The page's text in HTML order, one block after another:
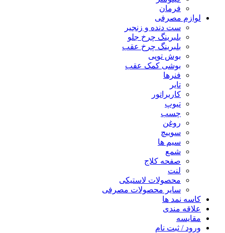
فرمان
لوازم مصرفی
ست دنده و زنجیر
بلبرینگ چرخ جلو
بلبرینگ چرخ عقب
بوش توپی
بوشی کمک عقب
فنرها
تایر
کاربراتور
تیوپ
چسب
روغن
سوییچ
سیم ها
شمع
صفحه کلاج
لنت
محصولات لاستیکی
سایر محصولات مصرفی
کاسه نمد ها
علاقه مندی
مقایسه
ورود / ثبت نام